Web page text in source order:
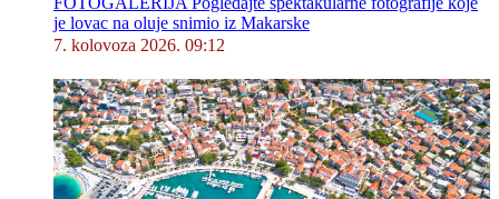
je lovac na oluje snimio iz Makarske
7. kolovoza 2026. 09:12